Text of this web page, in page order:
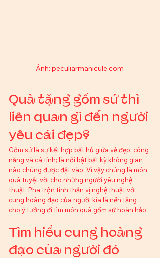
Ảnh: peculiarmanicule.com
Quà tặng gốm sứ thì
liên quan gì đến người
yêu cái đẹp?
Gốm sứ là sự kết hợp bất hủ giữa vẻ đẹp, công
năng và cá tính; là nổi bật bất kỳ không gian
nào chúng được đặt vào. Vì vậy chúng là món
quà tuyệt vời cho những người yêu nghệ
thuật. Pha trộn tinh thần vị nghệ thuật với
cung hoàng đạo của người kia là nền tảng
cho ý tưởng đi tìm món quà gốm sứ hoàn hảo
Tìm hiểu cung hoàng
đạo của người đó